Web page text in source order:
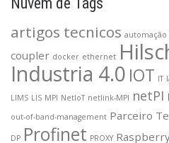
artigos tecnicos automação
coupler docker ethernet
Industria 4.0 IOT IT
LIMS LIS MPI NetIoT netlink-MPI netPI
out-of-band-management Parceiro
DP Profinet PROXY